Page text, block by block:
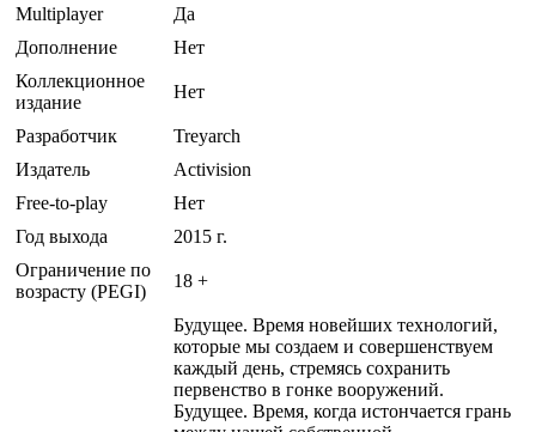
Multiplayer
Да
Дополнение
Нет
Коллекционное
издание
Нет
Разработчик
Treyarch
Издатель
Activision
Free-to-play
Нет
Год выхода
2015 г.
Ограничение по
возрасту (PEGI)
18 +
Будущее. Время новейших технологий,
которые мы создаем и совершенствуем
каждый день, стремясь сохранить
первенство в гонке вооружений.
Будущее. Время, когда истончается грань